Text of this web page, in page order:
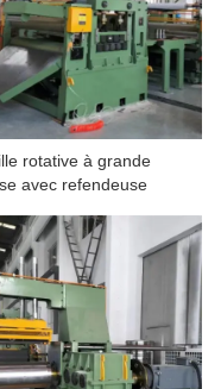
rotative à grande
avec refendeuse